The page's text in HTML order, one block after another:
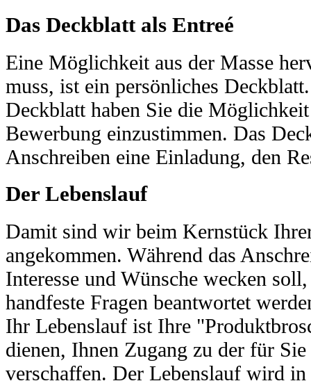
Das Deckblatt als Entreé
Eine Möglichkeit aus der Masse
muss, ist ein persönliches
Deckblatt haben Sie die
Bewerbung einzustimmen. Das
Anschreiben eine Einladung, den
Der Lebenslauf
Damit sind wir beim Kernstück
angekommen. Während das
Interesse und Wünsche wecken
handfeste Fragen beantwortet
Ihr Lebenslauf ist Ihre
dienen, Ihnen Zugang zu der für
verschaffen. Der Lebenslauf wird